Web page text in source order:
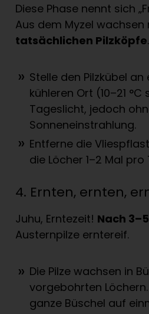
Diese Phase nennt sich
Aus dem Myzel
tatsächlichen Pilzköpfe.
Stelle den Pilzkübel
kühleren Ort (10–21
Tageslicht, jedoch
Sonneneinstrahlung.
Entferne die
die Löcher 1–2 Mal
4. Ernten, ernten,
Juhu, Erntezeit! Nach 3–
Austernpilze erntereif.
Die Pilze wachsen in
vorgebohrten
ganze Büschel auf